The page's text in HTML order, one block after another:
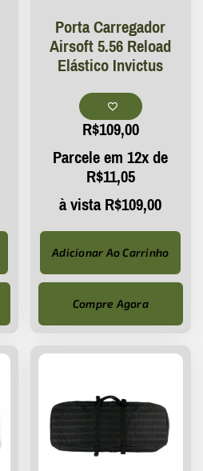
Porta Carregador
Airsoft 5.56 Reload
Elástico Invictus
R$109,00
Parcele em 12x de
R$11,05
à vistaR$109,00
Adicionar Ao Carrinho
Compre Agora